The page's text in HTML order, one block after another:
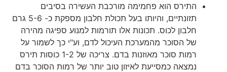
התירס הוא פחמימה מורכבת העשירה בסיבים
תזונתיים, והיותו בעל תכולת חלבון מספקת כ- 5-6 גרם
חלבון לכוס. תכונות אלו תורמות למנוע ספיגה מהירה
של הסוכר מהמערכת העיכול לדם, וע"י כך לשמור על
רמות סוכר מאוזנות בדם. צריכה של 1-2 כוסות תירס
נמצאה כמסייעת לאיזון טוב יותר של רמות הסוכר בדם